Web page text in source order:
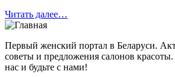
Читать далее…
Первый женский портал в Беларуси.
советы и предложения салонов
нас и будьте с нами!